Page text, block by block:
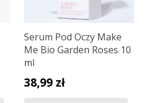
Serum Pod Oczy Make
Me Bio Garden Roses 10
ml
38,99 zł